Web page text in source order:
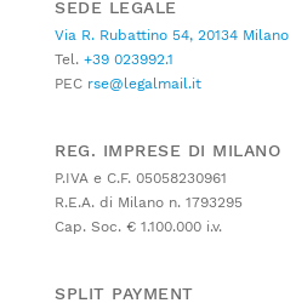
SEDE LEGALE
Via R. Rubattino 54, 20134 Milano
Tel. +39 023992.1
PEC rse@legalmail.it
REG. IMPRESE DI MILANO
P.IVA e C.F. 05058230961
R.E.A. di Milano n. 1793295
Cap. Soc. € 1.100.000 i.v.
SPLIT PAYMENT